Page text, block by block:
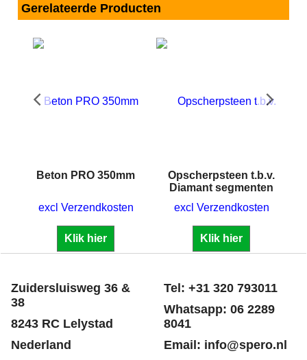
Gerelateerde Producten
Beton PRO 350mm
excl Verzendkosten
Klik hier
Opscherpsteen t.b.v.
Diamant segmenten
excl Verzendkosten
Klik hier
Zuidersluisweg 36 &
38
Tel: +31 320 793011
Whatsapp: 06 2289